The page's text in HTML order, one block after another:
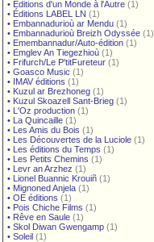
• Éditions d'un Monde à l'Autre (1)
• Éditions LABEL LN (1)
• Embannadurioù ar Mendu (1)
• Embannadurioù Breizh Odyssée (1)
• Emembannadur/Auto-édition (1)
• Emglev An Tiegezhioù (1)
• Frifurch/Le P'titFureteur (1)
• Goasco Music (1)
• IMAV éditions (1)
• Kuzul ar Brezhoneg (1)
• Kuzul Skoazell Sant-Brieg (1)
• L'Oz production (1)
• La Quincaille (1)
• Les Amis du Bois (1)
• Les Découvertes de la Luciole (1)
• Les éditions du Temps (1)
• Les Petits Chemins (1)
• Levr an Arzhez (1)
• Lionel Buannic Krouiñ (1)
• Mignoned Anjela (1)
• OE éditions (1)
• Pois Chiche Films (1)
• Rêve en Saule (1)
• Skol Diwan Gwengamp (1)
• Soleil (1)